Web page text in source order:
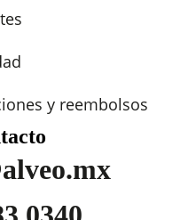
y reembolsos